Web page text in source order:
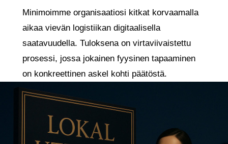
Minimoimme organisaatiosi kitkat korvaamalla
aikaa vievän logistiikan digitaalisella
saatavuudella. Tuloksena on virtaviivaistettu
prosessi, jossa jokainen fyysinen tapaaminen
on konkreettinen askel kohti päätöstä.